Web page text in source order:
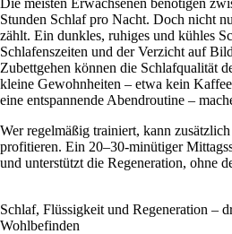
Stunden Schlaf pro Nacht. Doch nicht
zählt. Ein dunkles, ruhiges und kühles
Schlafenszeiten und der Verzicht auf
Zubettgehen können die Schlafqualität
kleine Gewohnheiten – etwa kein
eine entspannende Abendroutine –
Wer regelmäßig trainiert, kann
profitieren. Ein 20–30-minütiger
und unterstützt die Regeneration, ohne
Schlaf, Flüssigkeit und Regeneration –
Wohlbefinden